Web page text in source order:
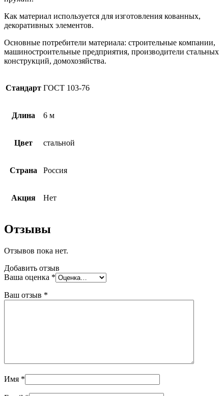
Как материал используется для изготовления кованных,
декоративных элементов.
Основные потребители материала: строительные компании,
машиностроительные предприятия, производители стальных
конструкций, домохозяйства.
Стандарт ГОСТ 103-76
Длина 6 м
Цвет стальной
Страна Россия
Акция Нет
Отзывы
Отзывов пока нет.
Добавить отзыв
Ваша оценка *
Ваш отзыв *
Имя *